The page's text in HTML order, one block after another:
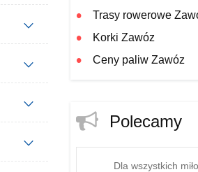
Trasy rowerowe
Korki Zawóz
Ceny paliw Zawóz
Polecamy
Dla wszystkich